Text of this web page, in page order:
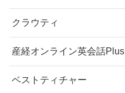
クラウティ
産経オンライン英会話Plus
ベストティチャー